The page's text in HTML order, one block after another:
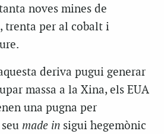
noves mines de
trenta per al cobalt i
deriva pugui generar
massa a la Xina, els EUA
una pugna per
made in sigui hegemònic